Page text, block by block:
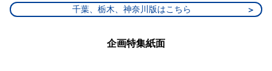
千葉、栃木、神奈川版はこちら
企画特集紙面